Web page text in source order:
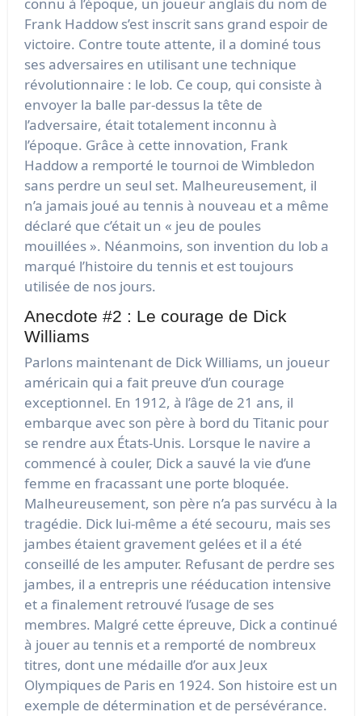
Frank Haddow s’est inscrit sans grand espoir de
victoire. Contre toute attente, il a dominé tous
ses adversaires en utilisant une technique
révolutionnaire : le lob. Ce coup, qui consiste à
envoyer la balle par-dessus la tête de
l’adversaire, était totalement inconnu à
l’époque. Grâce à cette innovation, Frank
Haddow a remporté le tournoi de Wimbledon
sans perdre un seul set. Malheureusement, il
n’a jamais joué au tennis à nouveau et a même
déclaré que c’était un « jeu de poules
mouillées ». Néanmoins, son invention du lob a
marqué l’histoire du tennis et est toujours
utilisée de nos jours.
Anecdote #2 : Le courage de Dick
Williams
Parlons maintenant de Dick Williams, un joueur
américain qui a fait preuve d’un courage
exceptionnel. En 1912, à l’âge de 21 ans, il
embarque avec son père à bord du Titanic pour
se rendre aux États-Unis. Lorsque le navire a
commencé à couler, Dick a sauvé la vie d’une
femme en fracassant une porte bloquée.
Malheureusement, son père n’a pas survécu à la
tragédie. Dick lui-même a été secouru, mais ses
jambes étaient gravement gelées et il a été
conseillé de les amputer. Refusant de perdre ses
jambes, il a entrepris une rééducation intensive
et a finalement retrouvé l’usage de ses
membres. Malgré cette épreuve, Dick a continué
à jouer au tennis et a remporté de nombreux
titres, dont une médaille d’or aux Jeux
Olympiques de Paris en 1924. Son histoire est un
exemple de détermination et de persévérance.